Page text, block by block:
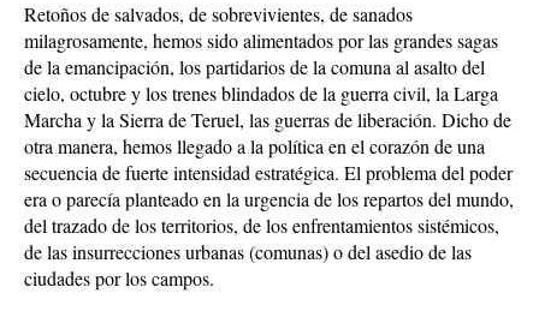
Retoños de salvados, de sobrevivientes, de sanados
milagrosamente, hemos sido alimentados por las grandes sagas
de la emancipación, los partidarios de la comuna al asalto del
cielo, octubre y los trenes blindados de la guerra civil, la Larga
Marcha y la Sierra de Teruel, las guerras de liberación. Dicho de
otra manera, hemos llegado a la política en el corazón de una
secuencia de fuerte intensidad estratégica. El problema del poder
era o parecía planteado en la urgencia de los repartos del mundo,
del trazado de los territorios, de los enfrentamientos sistémicos,
de las insurrecciones urbanas (comunas) o del asedio de las
ciudades por los campos.